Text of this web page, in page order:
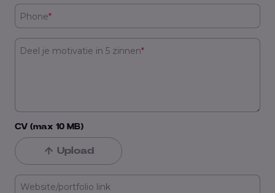
Phone*
Deel je motivatie in 5 zinnen*
CV (max 10 MB)
Upload